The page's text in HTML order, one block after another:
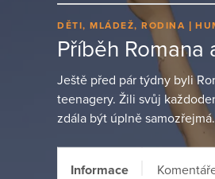
DĚTI, MLÁDEŽ, RODINA
Příběh Romana
Ještě před pár týdny byli
teenagery. Žili svůj
zdála být úplně
Informace